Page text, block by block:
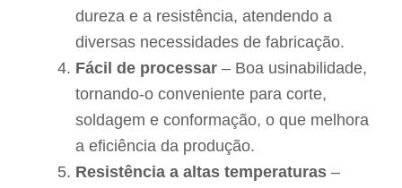
dureza e a resistência, atendendo a
diversas necessidades de fabricação.
Fácil de processar – Boa usinabilidade,
tornando-o conveniente para corte,
soldagem e conformação, o que melhora
a eficiência da produção.
Resistência a altas temperaturas –